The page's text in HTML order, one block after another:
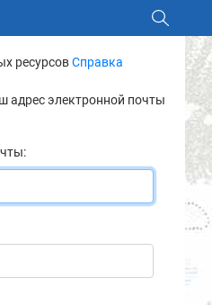
ресурсовСправка
адрес электронной почты